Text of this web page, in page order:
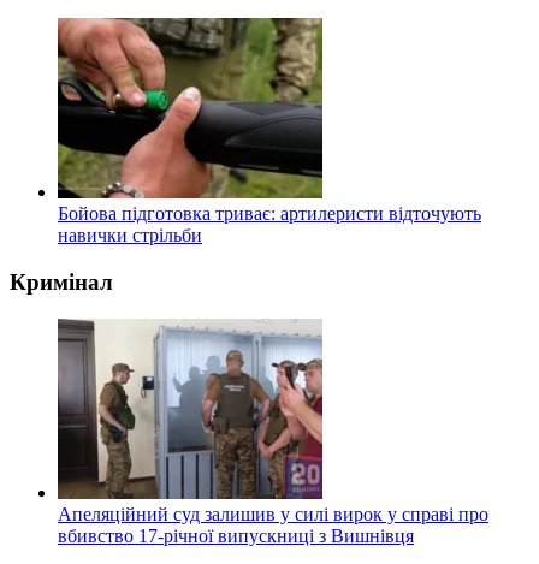
Бойова підготовка триває: артилеристи відточують
навички стрільби
Кримінал
Апеляційний суд залишив у силі вирок у справі про
вбивство 17-річної випускниці з Вишнівця